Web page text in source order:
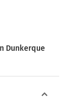
Dunkerque